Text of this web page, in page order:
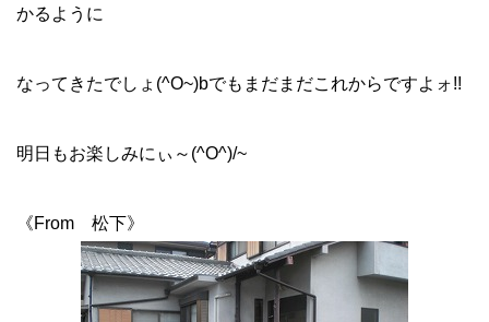
かるように
なってきたでしょ(^O~)bでもまだまだこれからですよォ!!
明日もお楽しみにぃ～(^O^)/~
《From 松下》